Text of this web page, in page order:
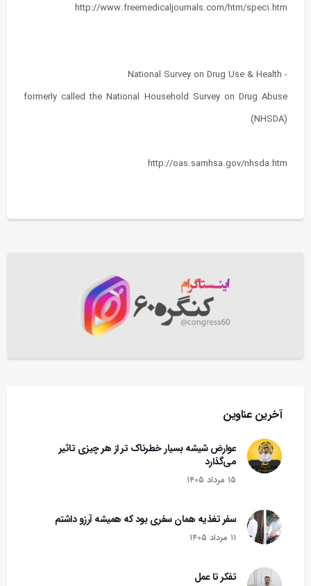
http://www.freemedicaljournals.com/htm/spec۱.htm
- National Survey on Drug Use & Health
formerly called the National Household Survey on Drug Abuse
(NHSDA)
http://oas.samhsa.gov/nhsda.htm
آخرین عناوین
عوارض شیشه بسیار خطرناک تر از هر چیزی تاثیر
می‌گذارد
۱۵ مرداد ۱۴۰۵
سفر تغذیه همان سفری بود که همیشه آرزو داشتم
۱۱ مرداد ۱۴۰۵
تفکر تا عمل